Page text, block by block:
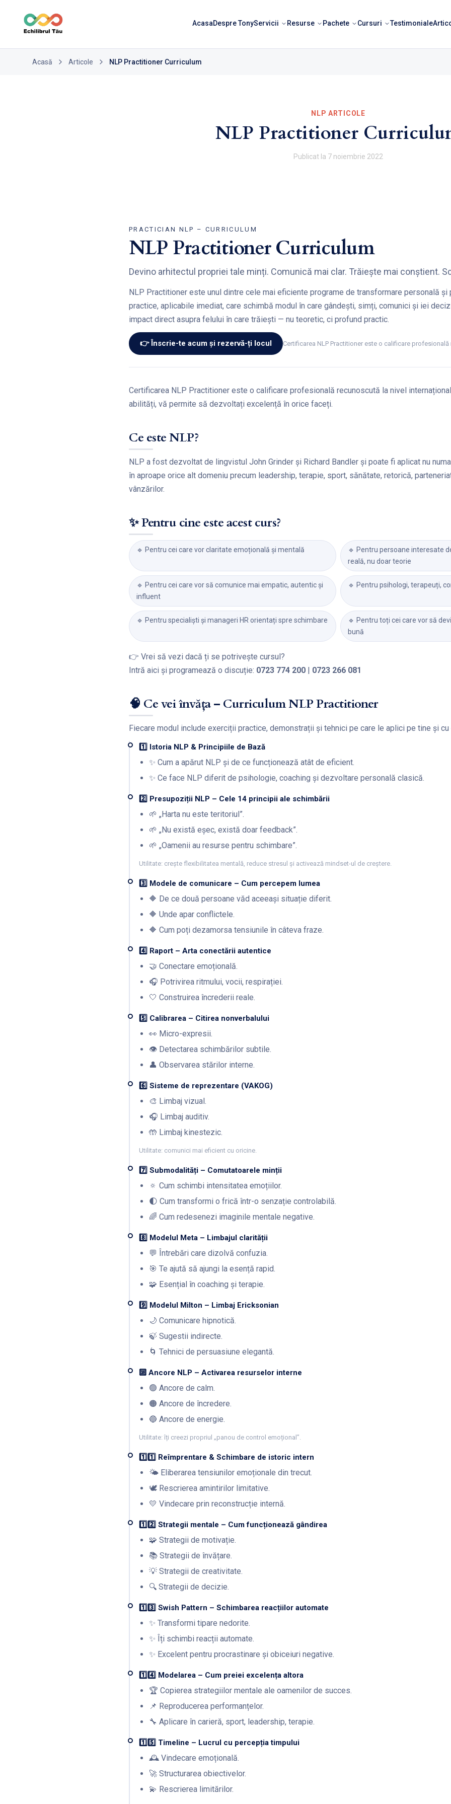
AcasaDespre TonyServicii Resurse Pachete Cursuri Testimoniale
Acasă Articole NLP Practitioner Curriculum
NLP ARTICOLE
NLP Practitioner
Publicat la 7 noiembrie 2022
PRACTICIAN NLP – CURRICULUM
NLP Practitioner Curriculum
Devino arhitectul propriei tale minți. Comunică mai clar. Trăiește mai conștient.
NLP Practitioner este unul dintre cele mai eficiente programe de transformare personală
practice, aplicabile imediat, care schimbă modul în care gândești, simți, comunici și iei
impact direct asupra felului în care trăiești — nu teoretic, ci profund practic.
👉 Înscrie-te acum și rezervă-ți locul Certificarea NLP Practitioner este o calificare
Certificarea NLP Practitioner este o calificare profesională recunoscută la nivel
abilități, vă permite să dezvoltați excelență în orice faceți.
Ce este NLP?
NLP a fost dezvoltat de lingvistul John Grinder și Richard Bandler și poate fi aplicat nu
în aproape orice alt domeniu precum leadership, terapie, sport, sănătate, retorică,
vânzărilor.
✨ Pentru cine este acest curs?
🔹 Pentru cei care vor claritate emoțională și mentală
🔹 Pentru persoane interesate
reală, nu doar teorie
🔹 Pentru cei care vor să comunice mai empatic, autentic și
influent
🔹 Pentru psihologi, terapeuți,
🔹 Pentru specialiști și manageri HR orientați spre schimbare
🔹 Pentru toți cei care vor să
bună
👉 Vrei să vezi dacă ți se potrivește cursul?
Intră aici și programează o discuție: 0723 774 200 | 0723 266 081
🧠 Ce vei învăța – Curriculum NLP Practitioner
Fiecare modul include exerciții practice, demonstrații și tehnici pe care le aplici pe tine și cu
1️⃣ Istoria NLP & Principiile de Bază
✨ Cum a apărut NLP și de ce funcționează atât de eficient.
✨ Ce face NLP diferit de psihologie, coaching și dezvoltare personală clasică.
2️⃣ Presupoziții NLP – Cele 14 principii ale schimbării
🌱 „Harta nu este teritoriul”.
🌱 „Nu există eșec, există doar feedback”.
🌱 „Oamenii au resurse pentru schimbare”.
Utilitate: crește flexibilitatea mentală, reduce stresul și activează mindset-ul de creștere.
3️⃣ Modele de comunicare – Cum percepem lumea
🔶 De ce două persoane văd aceeași situație diferit.
🔶 Unde apar conflictele.
🔶 Cum poți dezamorsa tensiunile în câteva fraze.
4️⃣ Raport – Arta conectării autentice
🤝 Conectare emoțională.
🎧 Potrivirea ritmului, vocii, respirației.
🤍 Construirea încrederii reale.
5️⃣ Calibrarea – Citirea nonverbalului
👀 Micro-expresii.
👁️ Detectarea schimbărilor subtile.
👤 Observarea stărilor interne.
6️⃣ Sisteme de reprezentare (VAKOG)
🎨 Limbaj vizual.
🎧 Limbaj auditiv.
🤲 Limbaj kinestezic.
Utilitate: comunici mai eficient cu oricine.
7️⃣ Submodalități – Comutatoarele minții
🔅 Cum schimbi intensitatea emoțiilor.
🌓 Cum transformi o frică într-o senzație controlabilă.
🌈 Cum redesenezi imaginile mentale negative.
8️⃣ Modelul Meta – Limbajul clarității
💬 Întrebări care dizolvă confuzia.
🎯 Te ajută să ajungi la esență rapid.
🧩 Esențial în coaching și terapie.
9️⃣ Modelul Milton – Limbaj Ericksonian
🌙 Comunicare hipnotică.
🍃 Sugestii indirecte.
🌀 Tehnici de persuasiune elegantă.
🔟 Ancore NLP – Activarea resurselor interne
🟢 Ancore de calm.
🟠 Ancore de încredere.
🔵 Ancore de energie.
Utilitate: îți creezi propriul „panou de control emoțional”.
1️⃣1️⃣ Reîmprentare & Schimbare de istoric intern
🌤 Eliberarea tensiunilor emoționale din trecut.
🕊 Rescrierea amintirilor limitative.
💛 Vindecare prin reconstrucție internă.
1️⃣2️⃣ Strategii mentale – Cum funcționează gândirea
🧩 Strategii de motivație.
📚 Strategii de învățare.
💡 Strategii de creativitate.
🔍 Strategii de decizie.
1️⃣3️⃣ Swish Pattern – Schimbarea reacțiilor automate
✨ Transformi tipare nedorite.
✨ Îți schimbi reacții automate.
✨ Excelent pentru procrastinare și obiceiuri negative.
1️⃣4️⃣ Modelarea – Cum preiei excelența altora
🏆 Copierea strategiilor mentale ale oamenilor de succes.
📌 Reproducerea performanțelor.
🔧 Aplicare în carieră, sport, leadership, terapie.
1️⃣5️⃣ Timeline – Lucrul cu percepția timpului
🕰 Vindecare emoțională.
🚀 Structurarea obiectivelor.
💫 Rescrierea limitărilor.